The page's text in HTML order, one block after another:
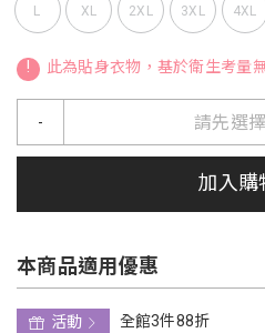
L XL 2XL 3XL 4XL
! 此為貼身衣物，基於衛生考量
請先選
-
加入購
本商品適用優惠
活動
全館3件88折